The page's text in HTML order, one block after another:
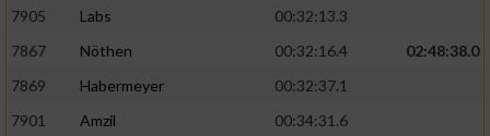
7905
Labs
00:32:13.3
7867
Nöthen 00:32:16.4
02:48:38.0
7869
Habermeyer
00:32:37.1
7901
Amzil
00:34:31.6